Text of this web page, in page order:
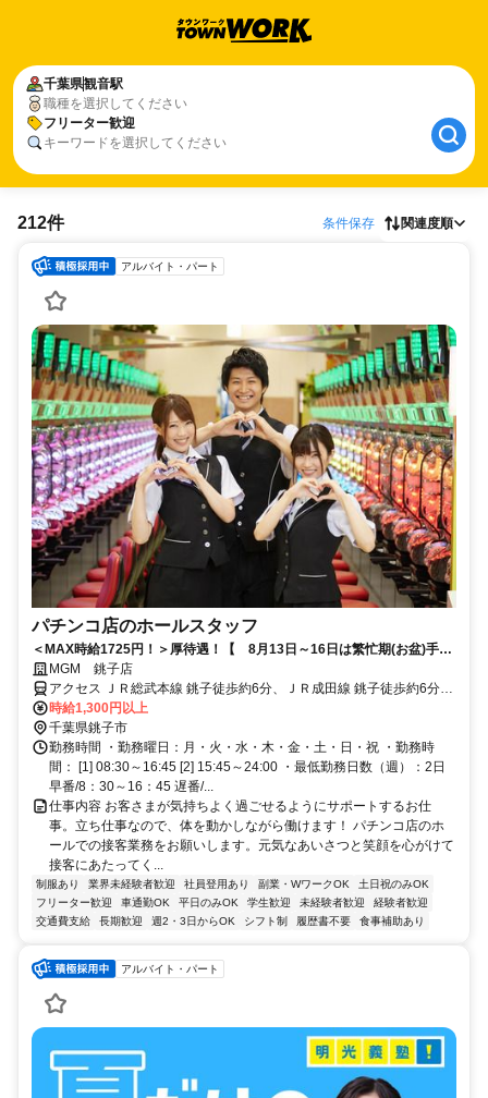
千葉県観音駅
職種を選択してください
フリーター歓迎
キーワードを選択してください
212件 条件保存 関連度順
アルバイト・パート
パチンコ店のホールスタッフ
＜MAX時給1725円！＞厚待遇！【 8月13日～16日は繁忙期(お盆)手当
支給！いまからでも間に合う！時給＋αで稼いじゃおう♪ ※勤務条件
有 】★ダントツの社員登用率★安定◎待遇バッチリ！パチンコ店のホ
ールスタッフ ★遅番のみ勤務OK！学生(専・短大・大学生)の勤務歓迎
です！まずはあなたの希望シフトをご相談くださいね！
MGM 銚子店
アクセス ＪＲ総武本線 銚子徒歩約6分、ＪＲ成田線 銚子徒歩約6分、
銚子電気鉄道 銚子徒歩約6分
時給1,300円以上
千葉県銚子市
勤務時間 ・勤務曜日：月・火・水・木・金・土・日・祝 ・勤務時
間： [1] 08:30～16:45 [2] 15:45～24:00 ・最低勤務日数（週）：2日
早番/8：30～16：45 遅番/...
仕事内容 お客さまが気持ちよく過ごせるようにサポートするお仕
事。立ち仕事なので、体を動かしながら働けます！ パチンコ店のホ
ールでの接客業務をお願いします。元気なあいさつと笑顔を心がけて
接客にあたってく...
制服あり 業界未経験者歓迎 社員登用あり 副業・WワークOK
土日祝のみOK
フリーター歓迎
車通勤OK 平日のみOK 学生歓迎 未経験者歓迎
経験者歓迎
交通費支給
長期歓迎 週2・3日からOK シフト制 履歴書不要 食事補助あり
アルバイト・パート